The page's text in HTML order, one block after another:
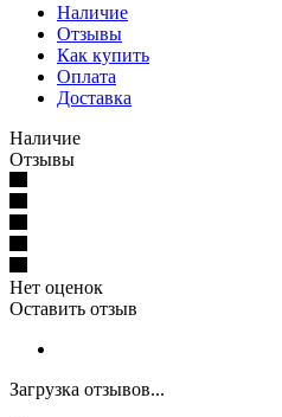
Наличие
Отзывы
Как купить
Оплата
Доставка
Наличие
Отзывы
Нет оценок
Оставить отзыв
Загрузка отзывов...